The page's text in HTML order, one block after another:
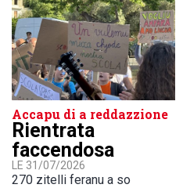
Accapu di a reddazzione
Rientrata
faccendosa
LE 31/07/2026
270 zitelli feranu a so